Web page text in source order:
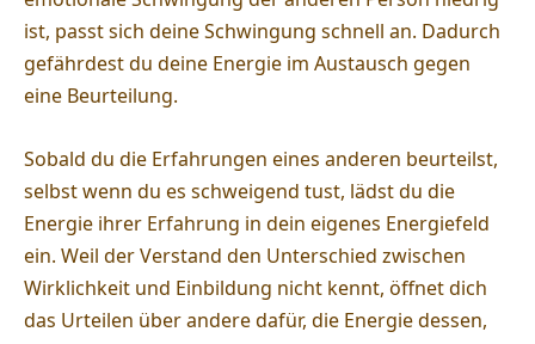
ist, passt sich deine Schwingung schnell an. Dadurch
gefährdest du deine Energie im Austausch gegen
eine Beurteilung.
Sobald du die Erfahrungen eines anderen beurteilst,
selbst wenn du es schweigend tust, lädst du die
Energie ihrer Erfahrung in dein eigenes Energiefeld
ein. Weil der Verstand den Unterschied zwischen
Wirklichkeit und Einbildung nicht kennt, öffnet dich
das Urteilen über andere dafür, die Energie dessen,